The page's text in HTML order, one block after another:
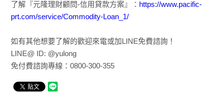
了解『元隆理財顧問-信用貸款方案』： https://www.pacific-
prt.com/service/Commodity-Loan_1/
如有其他想要了解的歡迎來電或加LINE免費諮詢！
LINE@ ID: @yulong
免付費諮詢專線：0800-300-355